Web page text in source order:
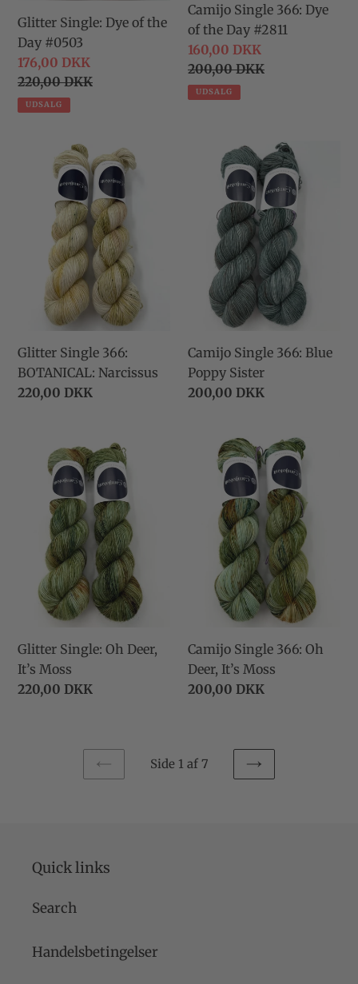
Glitter Single: Dye of the
Day #0503
Udsalgspris
176,00 DKK
Normalpris
220,00 DKK
UDSALG
Camijo Single 366: Dye
of the Day #2811
Udsalgspris
160,00 DKK
Normalpris
200,00 DKK
UDSALG
Single
BOTANICAL:
Narcissus
Glitter Single 366:
BOTANICAL: Narcissus
Normalpris
220,00 DKK
Camijo
Single
Poppy
Sister
Camijo Single 366: Blue
Poppy Sister
Normalpris
200,00 DKK
Glitter
Single:
Deer,
Moss
Glitter Single: Oh Deer,
It’s Moss
Normalpris
220,00 DKK
Camijo
Single
Deer,
Moss
Camijo Single 366: Oh
Deer, It’s Moss
Normalpris
200,00 DKK
FORRIGE
Side 1 af 7
NÆSTE
Quick links
Search
Handelsbetingelser